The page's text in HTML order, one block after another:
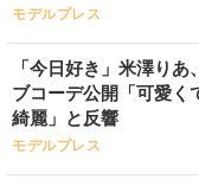
モデルプレス
「今日好き」米澤り
ブコーデ公開「可愛く
綺麗」と反響
モデルプレス